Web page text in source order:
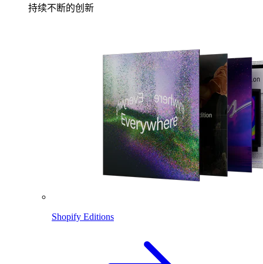
持续不断的创新
Shopify Editions